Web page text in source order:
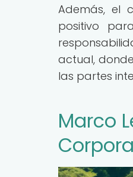
Además, el
positivo
actual,
las partes
Marco